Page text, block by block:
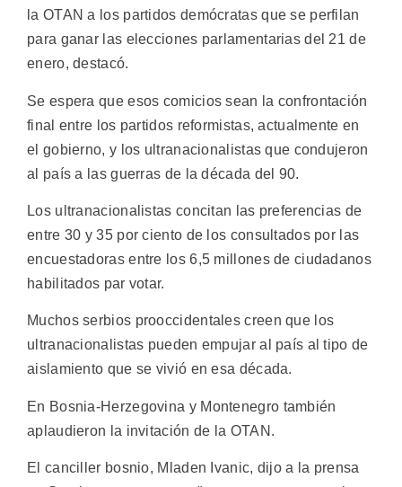
la OTAN a los partidos demócratas que se perfilan
para ganar las elecciones parlamentarias del 21 de
enero, destacó.
Se espera que esos comicios sean la confrontación
final entre los partidos reformistas, actualmente en
el gobierno, y los ultranacionalistas que condujeron
al país a las guerras de la década del 90.
Los ultranacionalistas concitan las preferencias de
entre 30 y 35 por ciento de los consultados por las
encuestadoras entre los 6,5 millones de ciudadanos
habilitados par votar.
Muchos serbios prooccidentales creen que los
ultranacionalistas pueden empujar al país al tipo de
aislamiento que se vivió en esa década.
En Bosnia-Herzegovina y Montenegro también
aplaudieron la invitación de la OTAN.
El canciller bosnio, Mladen Ivanic, dijo a la prensa